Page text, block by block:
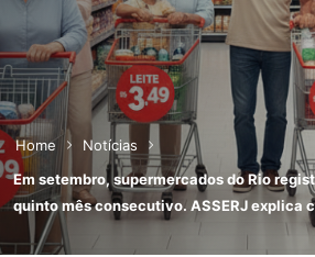
Home
Notícias
Em setembro, supermercados do Rio
quinto mês consecutivo. ASSERJ explica